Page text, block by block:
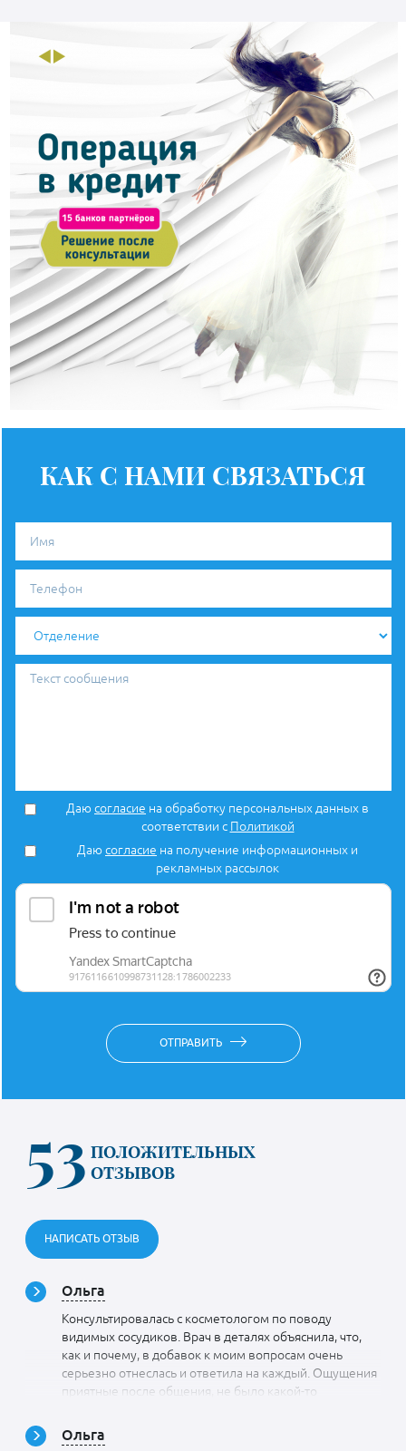
КАК С НАМИ СВЯЗАТЬСЯ
Даюсогласие на обработку персональных данных в
соответствии с Политикой
Даюсогласие на получение информационных и
рекламных рассылок
ОТПРАВИТЬ
53 ПОЛОЖИТЕЛЬНЫХ
ОТЗЫВОВ
НАПИСАТЬ ОТЗЫВ
Ольга
Консультировалась с косметологом по поводу
видимых сосудиков. Врач в деталях объяснила, что,
как и почему, в добавок к моим вопросам очень
серьезно отнеслась и ответила на каждый. Ощущения
приятные после общения, не было какой-то
простая в общении, доброжелательная, приветливая
и видно, что она любимым делом занимается.
Ольга